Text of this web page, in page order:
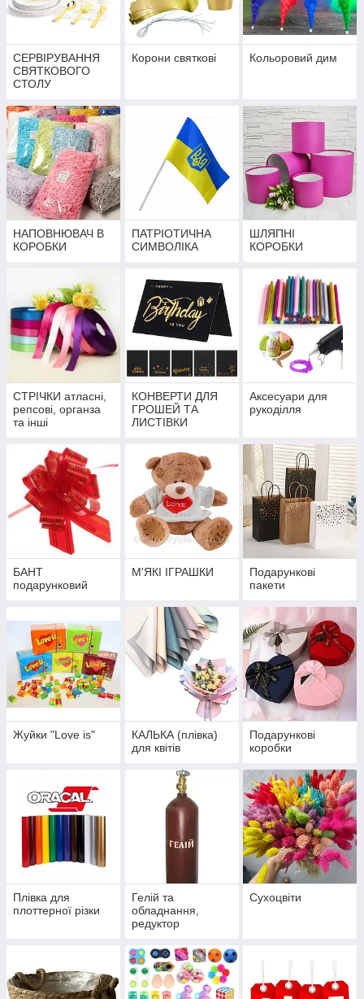
СЕРВІРУВАННЯ
СВЯТКОВОГО
СТОЛУ
Корони святкові Кольоровий дим
НАПОВНЮВАЧ В
КОРОБКИ
ПАТРІОТИЧНА
СИМВОЛІКА
ШЛЯПНІ
КОРОБКИ
СТРІЧКИ атласні,
репсові, органза
та інші
КОНВЕРТИ ДЛЯ
ГРОШЕЙ ТА
ЛИСТІВКИ
Аксесуари для
рукоділля
БАНТ
подарунковий
М'ЯКІ ІГРАШКИ
Подарункові
пакети
Жуйки "Love is"
КАЛЬКА (плівка)
для квітів
Подарункові
коробки
Плівка для
плоттерної різки
Гелій та
обладнання,
редуктор
Сухоцвіти